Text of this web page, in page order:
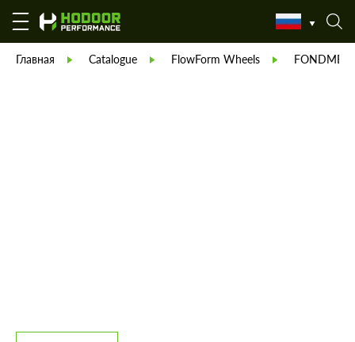
Главная Catalogue FlowForm Wheels